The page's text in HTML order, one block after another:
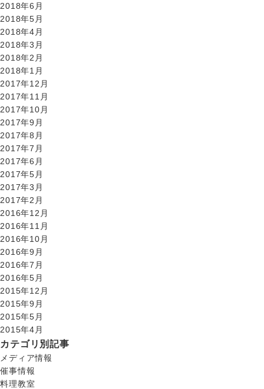
2018年6月
2018年5月
2018年4月
2018年3月
2018年2月
2018年1月
2017年12月
2017年11月
2017年10月
2017年9月
2017年8月
2017年7月
2017年6月
2017年5月
2017年3月
2017年2月
2016年12月
2016年11月
2016年10月
2016年9月
2016年7月
2016年5月
2015年12月
2015年9月
2015年5月
2015年4月
カテゴリ別記事
メディア情報
催事情報
料理教室